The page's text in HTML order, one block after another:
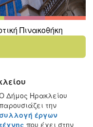
Πινακοθήκη
Δήμος Ηρακλείου
την
συλλογή έργων
που έχει στην